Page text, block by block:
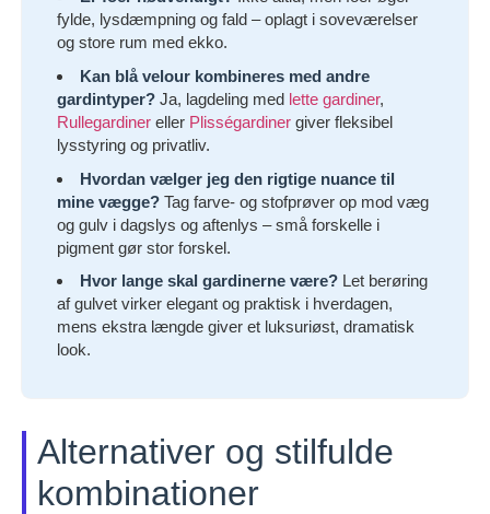
fylde, lysdæmpning og fald – oplagt i soveværelser
og store rum med ekko.
Kan blå velour kombineres med andre
gardintyper? Ja, lagdeling med lette gardiner,
Rullegardiner eller Plisségardiner giver fleksibel
lysstyring og privatliv.
Hvordan vælger jeg den rigtige nuance til
mine vægge? Tag farve- og stofprøver op mod væg
og gulv i dagslys og aftenlys – små forskelle i
pigment gør stor forskel.
Hvor lange skal gardinerne være? Let berøring
af gulvet virker elegant og praktisk i hverdagen,
mens ekstra længde giver et luksuriøst, dramatisk
look.
Alternativer og stilfulde
kombinationer